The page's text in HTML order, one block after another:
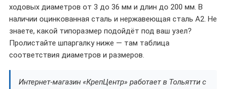
ходовых диаметров от 3 до 36 мм и длин до 200 мм. В
наличии оцинкованная сталь и нержавеющая сталь A2. Не
знаете, какой типоразмер подойдёт под ваш узел?
Пролистайте шпаргалку ниже — там таблица
соответствия диаметров и размеров.
Интернет-магазин «КрепЦентр» работает в Тольятти с